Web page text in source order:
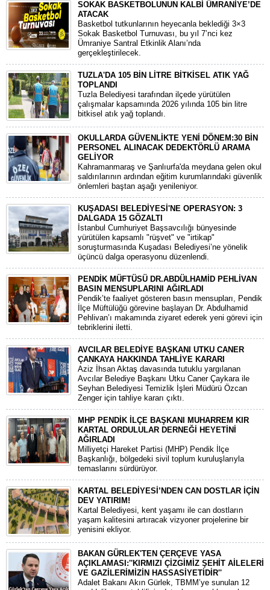
SOKAK BASKETBOLUNUN KALBİ ÜMRANİYE’DE
ATACAK
Basketbol tutkunlarının heyecanla beklediği 3×3
Sokak Basketbol Turnuvası, bu yıl 7’nci kez
Ümraniye Santral Etkinlik Alanı’nda
gerçekleştirilecek.
TUZLA'DA 105 BİN LİTRE BİTKİSEL ATIK YAĞ
TOPLANDI
Tuzla Belediyesi tarafından ilçede yürütülen
çalışmalar kapsamında 2026 yılında 105 bin litre
bitkisel atık yağ toplandı.
OKULLARDA GÜVENLİKTE YENİ DÖNEM:30 BİN
PERSONEL ALINACAK DEDEKTÖRLÜ ARAMA
GELİYOR
​Kahramanmaraş ve Şanlıurfa'da meydana gelen okul
saldırılarının ardından eğitim kurumlarındaki güvenlik
önlemleri baştan aşağı yenileniyor.
KUŞADASI BELEDİYESİ'NE OPERASYON: 3
DALGADA 15 GÖZALTI
​İstanbul Cumhuriyet Başsavcılığı bünyesinde
yürütülen kapsamlı "rüşvet" ve "irtikap"
soruşturmasında Kuşadası Belediyesi’ne yönelik
üçüncü dalga operasyonu düzenlendi.
PENDİK MÜFTÜSÜ DR.ABDÜLHAMİD PEHLİVAN
BASIN MENSUPLARINI AĞIRLADI
​Pendik’te faaliyet gösteren basın mensupları, Pendik
İlçe Müftülüğü görevine başlayan Dr. Abdulhamid
Pehlivan’ı makamında ziyaret ederek yeni görevi için
tebriklerini iletti.
AVCILAR BELEDİYE BAŞKANI UTKU CANER
ÇANKAYA HAKKINDA TAHLİYE KARARI
​Aziz İhsan Aktaş davasında tutuklu yargılanan
Avcılar Belediye Başkanı Utku Caner Çaykara ile
Seyhan Belediyesi Temizlik İşleri Müdürü Özcan
Zenger için tahliye kararı çıktı.
MHP PENDİK İLÇE BAŞKANI MUHARREM KIR
KARTAL ORDULULAR DERNEĞİ HEYETİNİ
AĞIRLADI
​Milliyetçi Hareket Partisi (MHP) Pendik İlçe
Başkanlığı, bölgedeki sivil toplum kuruluşlarıyla
temaslarını sürdürüyor.
KARTAL BELEDİYESİ’NDEN CAN DOSTLAR İÇİN
DEV YATIRIM!
Kartal Belediyesi, kent yaşamı ile can dostların
yaşam kalitesini artıracak vizyoner projelerine bir
yenisini ekliyor.
BAKAN GÜRLEK'TEN ÇERÇEVE YASA
AÇIKLAMASI:''KIRMIZI ÇİZGİMİZ ŞEHİT AİLELERİ
VE GAZİLERİMİZİN HASSASİYETİDİR''
Adalet Bakanı Akın Gürlek, TBMM’ye sunulan 12